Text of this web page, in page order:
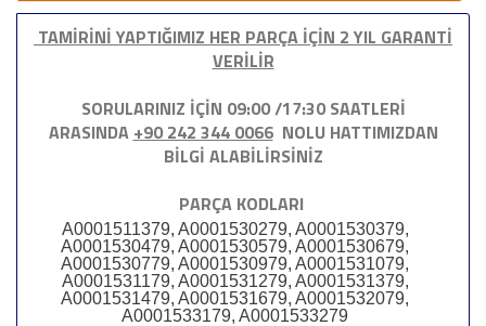
TAMİRİNİ YAPTIĞIMIZ HER PARÇA İÇİN 2 YIL GARANTİ
VERİLİR
SORULARINIZ İÇİN 09:00 /17:30 SAATLERİ
ARASINDA +90 242 344 0066NOLU HATTIMIZDAN
BİLGİ ALABİLİRSİNİZ
PARÇA KODLARI
A0001511379, A0001530279, A0001530379,
A0001530479, A0001530579, A0001530679,
A0001530779, A0001530979, A0001531079,
A0001531179, A0001531279, A0001531379,
A0001531479, A0001531679, A0001532079,
A0001533179, A0001533279